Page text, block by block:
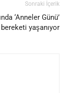
Sonraki İçerik
‘Anneler Günü’
bereketi yaşanıyor